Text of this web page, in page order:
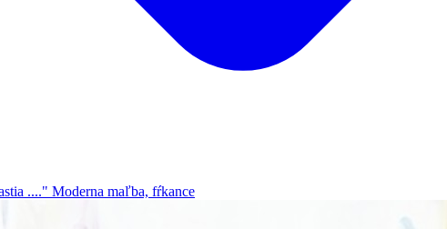
...." Moderna maľba, fŕkance